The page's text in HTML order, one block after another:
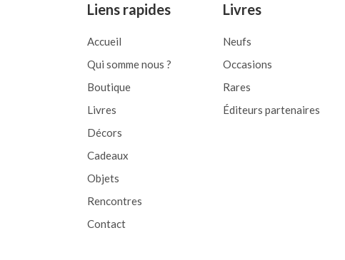
Liens rapides
Accueil
Qui somme nous ?
Boutique
Livres
Décors
Cadeaux
Objets
Rencontres
Contact
Livres
Neufs
Occasions
Rares
Éditeurs partenaires